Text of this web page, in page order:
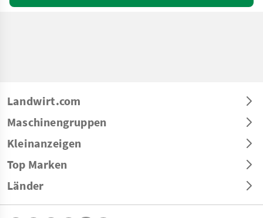
Landwirt.com
Maschinengruppen
Kleinanzeigen
Top Marken
Länder